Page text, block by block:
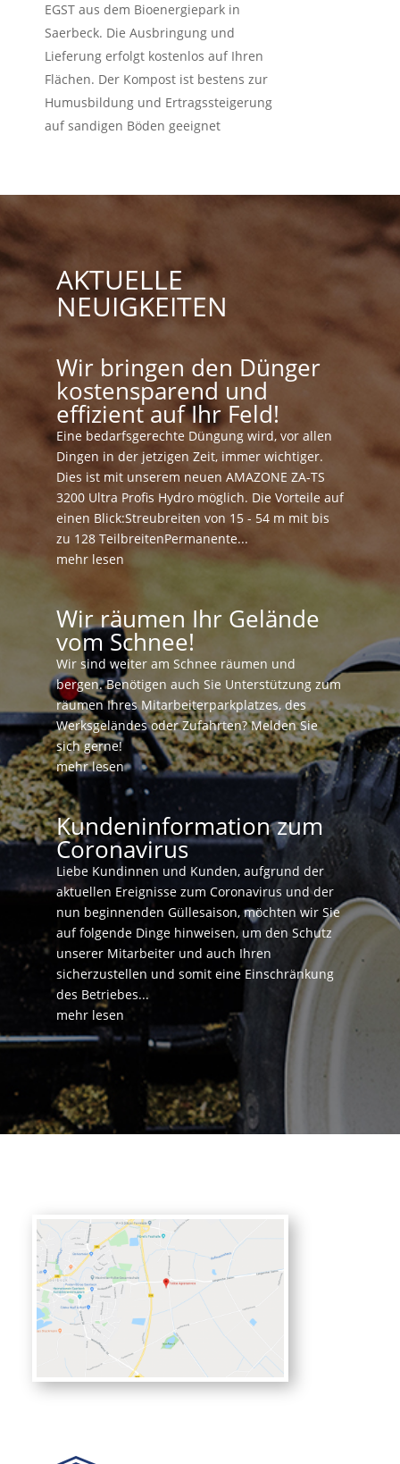
EGST aus dem Bioenergiepark in
Saerbeck. Die Ausbringung und
Lieferung erfolgt kostenlos auf Ihren
Flächen. Der Kompost ist bestens zur
Humusbildung und Ertragssteigerung
auf sandigen Böden geeignet
AKTUELLE
NEUIGKEITEN
Wir bringen den Dünger
kostensparend und
effizient auf Ihr Feld!
Eine bedarfsgerechte Düngung wird, vor allen
Dingen in der jetzigen Zeit, immer wichtiger.
Dies ist mit unserem neuen AMAZONE ZA-TS
3200 Ultra Profis Hydro möglich. Die Vorteile auf
einen Blick:Streubreiten von 15 - 54 m mit bis
zu 128 TeilbreitenPermanente...
mehr lesen
Wir räumen Ihr Gelände
vom Schnee!
Wir sind weiter am Schnee räumen und
bergen. Benötigen auch Sie Unterstützung zum
räumen Ihres Mitarbeiterparkplatzes, des
Werksgeländes oder Zufahrten? Melden Sie
sich gerne!
mehr lesen
Kundeninformation zum
Coronavirus
Liebe Kundinnen und Kunden, aufgrund der
aktuellen Ereignisse zum Coronavirus und der
nun beginnenden Güllesaison, möchten wir Sie
auf folgende Dinge hinweisen, um den Schutz
unserer Mitarbeiter und auch Ihren
sicherzustellen und somit eine Einschränkung
des Betriebes...
mehr lesen